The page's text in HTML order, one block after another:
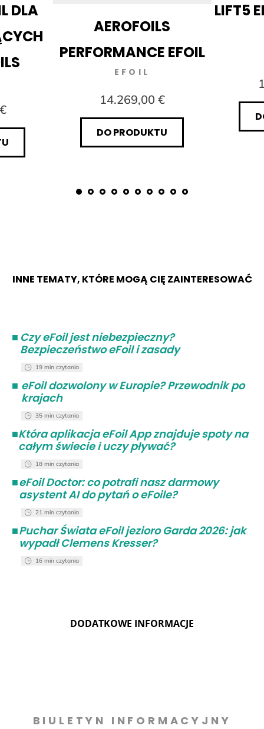
DLA
AEROFOILS
PERFORMANCE EFOIL
EFOIL
14.269,00 €
DO PRODUKTU
LIFT5
INNE TEMATY, KTÓRE MOGĄ CIĘ ZAINTERESOWAĆ
■ Czy eFoil jest niebezpieczny?
Bezpieczeństwo eFoil i zasady
19 min czytania
■ eFoil dozwolony w Europie? Przewodnik po
krajach
35 min czytania
■Która aplikacja eFoil App znajduje spoty na
całym świecie i uczy pływać?
18 min czytania
■eFoil Doctor: co potrafi nasz darmowy
asystent AI do pytań o eFoile?
21 min czytania
■Puchar Świata eFoil jezioro Garda 2026: jak
wypadł Clemens Kresser?
16 min czytania
DODATKOWE INFORMACJE
BIULETYN INFORMACYJNY